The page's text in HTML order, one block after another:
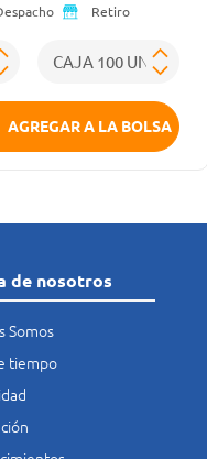
Retiro
AGREGAR A LA BOLSA
de nosotros
Somos
tiempo